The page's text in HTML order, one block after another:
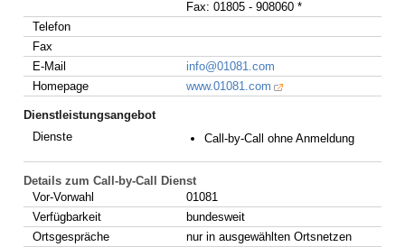
Fax: 01805 - 908060 *
Telefon
Fax
E-Mail
info@01081.com
Homepage
www.01081.com
Dienstleistungsangebot
Dienste
Call-by-Call ohne Anmeldung
Details zum Call-by-Call Dienst
Vor-Vorwahl
01081
Verfügbarkeit
bundesweit
Ortsgespräche
nur in ausgewählten Ortsnetzen